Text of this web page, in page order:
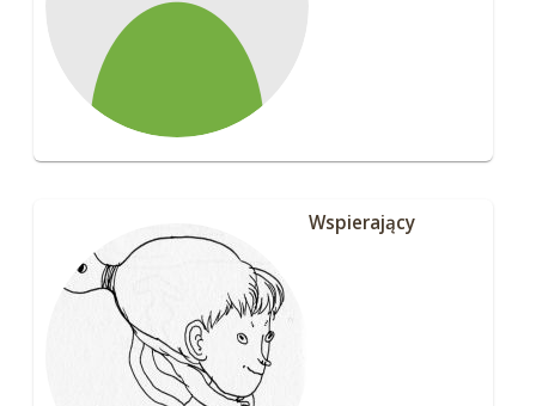
Wspierający